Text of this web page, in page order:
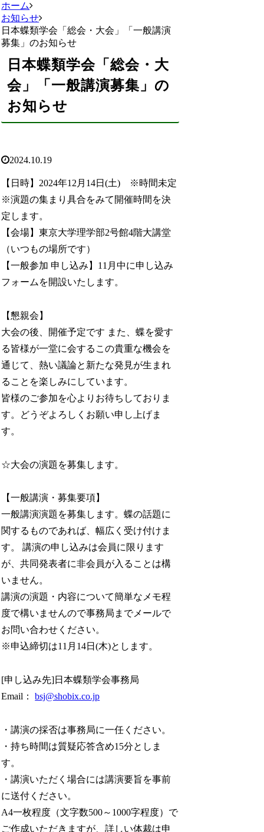
ホーム
お知らせ
日本蝶類学会「総会・大会」「一般講演
募集」のお知らせ
日本蝶類学会「総会・大
会」「一般講演募集」の
お知らせ
2024.10.19
【日時】2024年12月14日(土) ※時間未定
※演題の集まり具合をみて開催時間を決
定します。
【会場】東京大学理学部2号館4階大講堂
（いつもの場所です）
【一般参加 申し込み】11月中に申し込み
フォームを開設いたします。
【懇親会】
大会の後、開催予定です また、蝶を愛す
る皆様が一堂に会するこの貴重な機会を
通じて、熱い議論と新たな発見が生まれ
ることを楽しみにしています。
皆様のご参加を心よりお待ちしておりま
す。どうぞよろしくお願い申し上げま
す。
☆大会の演題を募集します。
【一般講演・募集要項】
一般講演演題を募集します。蝶の話題に
関するものであれば、幅広く受け付けま
す。 講演の申し込みは会員に限ります
が、共同発表者に非会員が入ることは構
いません。
講演の演題・内容について簡単なメモ程
度で構いませんので事務局までメールで
お問い合わせください。
※申込締切は11月14日(木)とします。
[申し込み先]日本蝶類学会事務局
Email：bsj@shobix.co.jp
・講演の採否は事務局に一任ください。
・持ち時間は質疑応答含め15分としま
す。
・講演いただく場合には講演要旨を事前
に送付ください。
A4一枚程度（文字数500～1000字程度）で
ご作成いただきますが、詳しい体裁は申